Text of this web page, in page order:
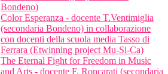
Bondeno)
Color Esperanza - docente T.Ventimiglia
(secondaria Bondeno) in collaborazione
con docenti della scuola media Tasso di
Ferrara (Etwinning project Mu-Si-Ca)
The Eternal Fight for Freedom in Music
and Arts - docente F. Roncarati (secondaria